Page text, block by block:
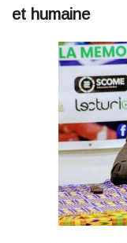
et humaine